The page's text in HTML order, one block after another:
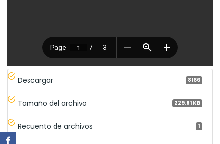
Descargar 8166
Tamaño del archivo 229.81 KB
Recuento de archivos 1